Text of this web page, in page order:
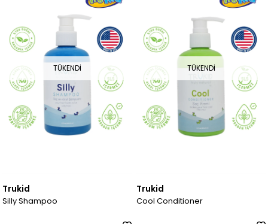
TÜKENDI
Trukid
Silly Shampoo
TÜKENDI
Trukid
Cool Conditioner